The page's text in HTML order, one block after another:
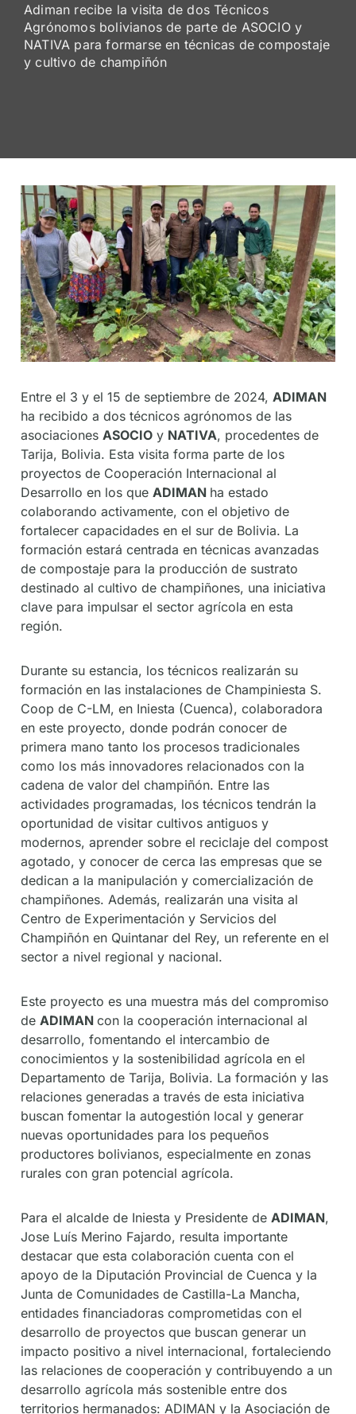
Adiman recibe la visita de dos Técnicos
Agrónomos bolivianos de parte de ASOCIO y
NATIVA para formarse en técnicas de compostaje
y cultivo de champiñón
Entre el 3 y el 15 de septiembre de 2024, ADIMAN
ha recibido a dos técnicos agrónomos de las
asociaciones ASOCIO y NATIVA, procedentes de
Tarija, Bolivia. Esta visita forma parte de los
proyectos de Cooperación Internacional al
Desarrollo en los que ADIMAN ha estado
colaborando activamente, con el objetivo de
fortalecer capacidades en el sur de Bolivia. La
formación estará centrada en técnicas avanzadas
de compostaje para la producción de sustrato
destinado al cultivo de champiñones, una iniciativa
clave para impulsar el sector agrícola en esta
región.
Durante su estancia, los técnicos realizarán su
formación en las instalaciones de Champiniesta S.
Coop de C-LM, en Iniesta (Cuenca), colaboradora
en este proyecto, donde podrán conocer de
primera mano tanto los procesos tradicionales
como los más innovadores relacionados con la
cadena de valor del champiñón. Entre las
actividades programadas, los técnicos tendrán la
oportunidad de visitar cultivos antiguos y
modernos, aprender sobre el reciclaje del compost
agotado, y conocer de cerca las empresas que se
dedican a la manipulación y comercialización de
champiñones. Además, realizarán una visita al
Centro de Experimentación y Servicios del
Champiñón en Quintanar del Rey, un referente en el
sector a nivel regional y nacional.
Este proyecto es una muestra más del compromiso
de ADIMAN con la cooperación internacional al
desarrollo, fomentando el intercambio de
conocimientos y la sostenibilidad agrícola en el
Departamento de Tarija, Bolivia. La formación y las
relaciones generadas a través de esta iniciativa
buscan fomentar la autogestión local y generar
nuevas oportunidades para los pequeños
productores bolivianos, especialmente en zonas
rurales con gran potencial agrícola.
Para el alcalde de Iniesta y Presidente de ADIMAN,
Jose Luís Merino Fajardo, resulta importante
destacar que esta colaboración cuenta con el
apoyo de la Diputación Provincial de Cuenca y la
Junta de Comunidades de Castilla-La Mancha,
entidades financiadoras comprometidas con el
desarrollo de proyectos que buscan generar un
impacto positivo a nivel internacional, fortaleciendo
las relaciones de cooperación y contribuyendo a un
desarrollo agrícola más sostenible entre dos
territorios hermanados: ADIMAN y la Asociación de